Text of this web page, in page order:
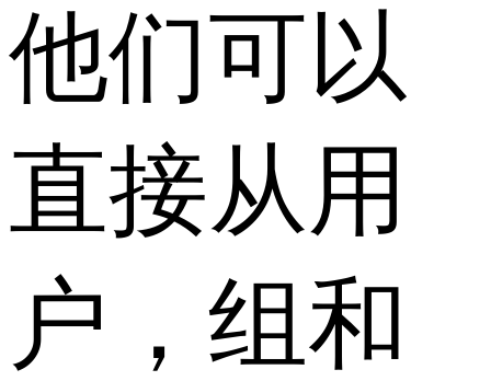
他们可以
直接从用
户，组和